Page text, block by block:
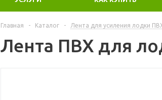
Главная - Каталог - Лента для усиления лодки
Лента ПВХ для